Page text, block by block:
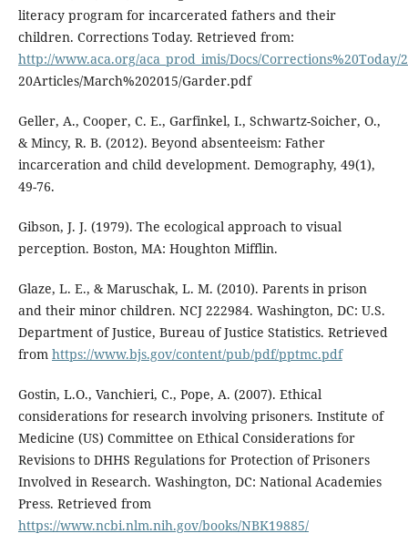
literacy program for incarcerated fathers and their
children. Corrections Today. Retrieved from:
http://www.aca.org/aca_prod_imis/Docs/Corrections%20Today/
20Articles/March%202015/Garder.pdf
Geller, A., Cooper, C. E., Garfinkel, I., Schwartz-Soicher, O.,
& Mincy, R. B. (2012). Beyond absenteeism: Father
incarceration and child development. Demography, 49(1),
49-76.
Gibson, J. J. (1979). The ecological approach to visual
perception. Boston, MA: Houghton Mifflin.
Glaze, L. E., & Maruschak, L. M. (2010). Parents in prison
and their minor children. NCJ 222984. Washington, DC: U.S.
Department of Justice, Bureau of Justice Statistics. Retrieved
from https://www.bjs.gov/content/pub/pdf/pptmc.pdf
Gostin, L.O., Vanchieri, C., Pope, A. (2007). Ethical
considerations for research involving prisoners. Institute of
Medicine (US) Committee on Ethical Considerations for
Revisions to DHHS Regulations for Protection of Prisoners
Involved in Research. Washington, DC: National Academies
Press. Retrieved from
https://www.ncbi.nlm.nih.gov/books/NBK19885/